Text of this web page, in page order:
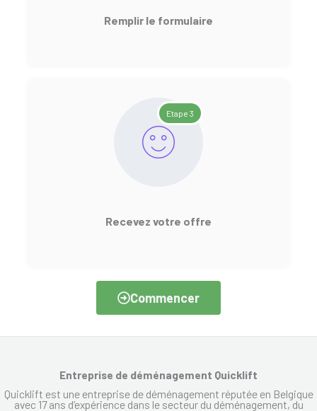
Remplir le formulaire
Etape 3
Recevez votre offre
Commencer
Entreprise de déménagement Quicklift
Quicklift est une entreprise de déménagement réputée en Belgique
avec 17 ans d’expérience dans le secteur du déménagement, du